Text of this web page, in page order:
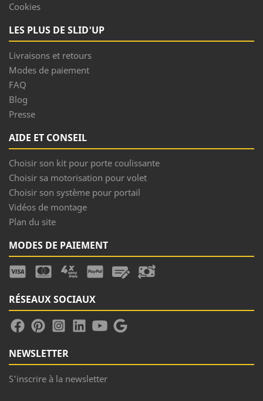
Cookies
LES PLUS DE SLID'UP
Livraisons et retours
Modes de paiement
FAQ
Blog
Presse
AIDE ET CONSEIL
Choisir son kit pour porte coulissante
Choisir sa motorisation pour volet
Choisir son système pour portail
Vidéos de montage
Plan du site
MODES DE PAIEMENT
RÉSEAUX SOCIAUX
NEWSLETTER
S'inscrire à la newsletter